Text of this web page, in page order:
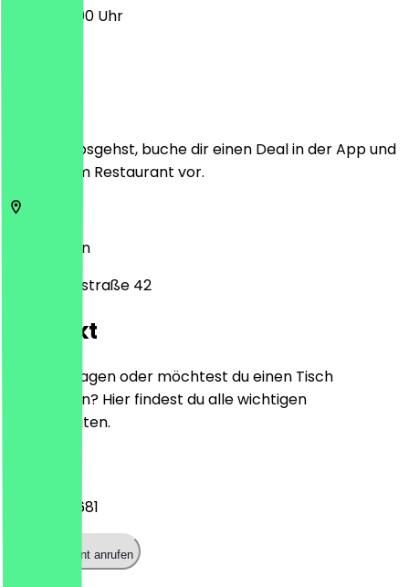
13:00 - 22:00 Uhr
Bevor du losgehst, buche dir einen Deal in der App und
zeige ihn im Restaurant vor.
Berlin
Eisenbahnstraße 42
Kontakt
Hast du Fragen oder möchtest du einen Tisch
reservieren? Hier findest du alle wichtigen
Kontaktdaten.
03023930681
Restaurant anrufen